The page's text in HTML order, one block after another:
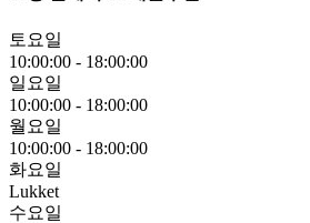
토요일
10:00:00 - 18:00:00
일요일
10:00:00 - 18:00:00
월요일
10:00:00 - 18:00:00
화요일
Lukket
수요일